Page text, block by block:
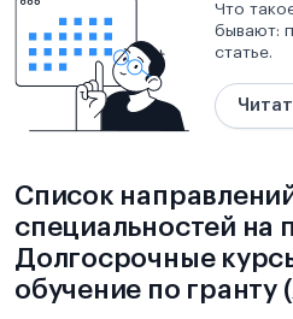
Что
бывают:
статье.
Список
специальностей на
Долгосрочные
обучение по гранту